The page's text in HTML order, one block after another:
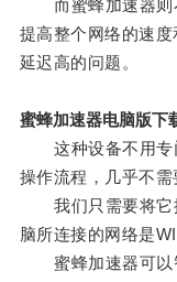
而蜜蜂加速器则
提高整个网络的速
延迟高的问题。
蜜蜂加速器电脑版下
这种设备不用专
操作流程，几乎不需
我们只需要将它
脑所连接的网络是
蜜蜂加速器可以